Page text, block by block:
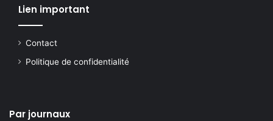
Lien important
Contact
Politique de confidentialité
Par journaux